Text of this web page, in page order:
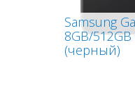
Samsung
8GB/
(черный)